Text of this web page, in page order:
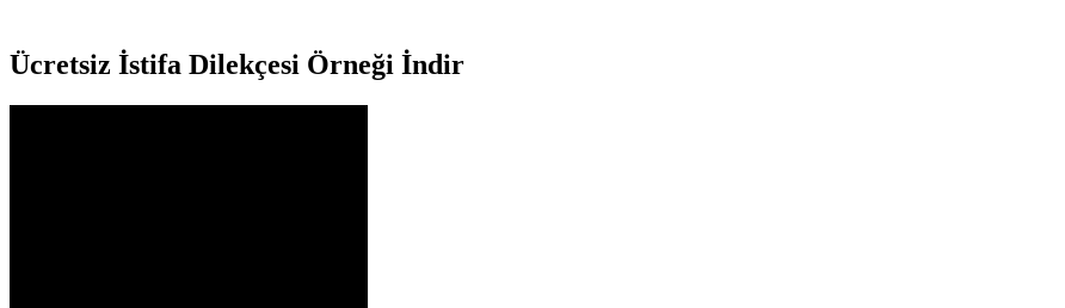
Ücretsiz İstifa Dilekçesi Örneği İndir